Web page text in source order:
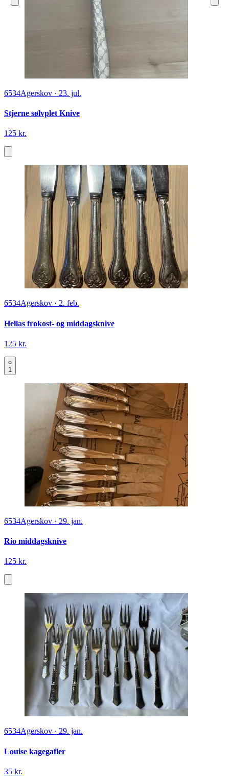
6534Agerskov · 23. jul.
Stjerne sølvplet Knive
125 kr.
6534Agerskov · 2. feb.
Hellas frokost- og middagsknive
125 kr.
1
6534Agerskov · 29. jan.
Rio middagsknive
125 kr.
6534Agerskov · 29. jan.
Louise kagegafler
35 kr.